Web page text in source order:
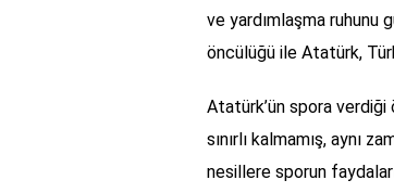
ve yardımlaşma ruhunu
öncülüğü ile Atatürk,
Atatürk’ün spora verdiği
sınırlı kalmamış, aynı
nesillere sporun